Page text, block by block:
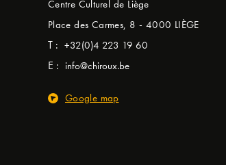
Centre Culturel de Liège
Place des Carmes, 8 - 4000 LIÈGE
T : +32(0)4 223 19 60
E : info@chiroux.be
Google map